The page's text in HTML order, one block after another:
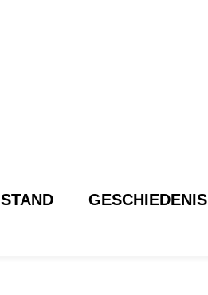
STAND GESCHIEDENIS